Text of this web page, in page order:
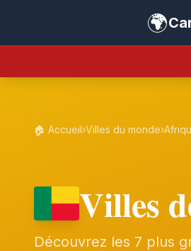
🌍
🏠 Accueil›Villes du monde›
Villes
Découvrez les 7 plus